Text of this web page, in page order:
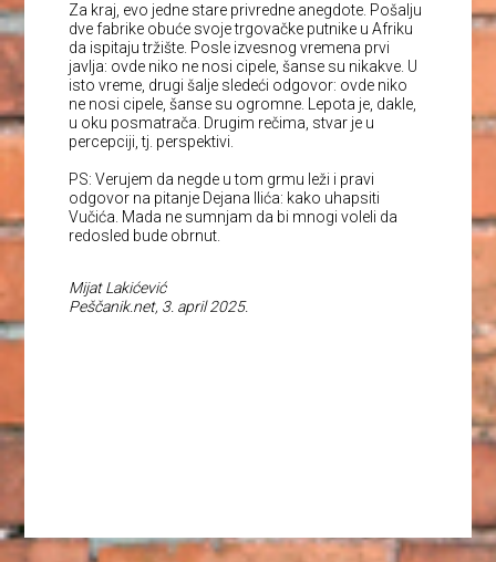
Za kraj, evo jedne stare privredne anegdote. Pošalju
dve fabrike obuće svoje trgovačke putnike u Afriku
da ispitaju tržište. Posle izvesnog vremena prvi
javlja: ovde niko ne nosi cipele, šanse su nikakve. U
isto vreme, drugi šalje sledeći odgovor: ovde niko
ne nosi cipele, šanse su ogromne. Lepota je, dakle,
u oku posmatrača. Drugim rečima, stvar je u
percepciji, tj. perspektivi.
PS: Verujem da negde u tom grmu leži i pravi
odgovor na pitanje Dejana Ilića: kako uhapsiti
Vučića. Mada ne sumnjam da bi mnogi voleli da
redosled bude obrnut.
Mijat Lakićević
Peščanik.net, 3. april 2025.